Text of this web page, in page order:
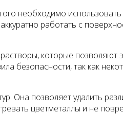
необходимо
работать с
которые позволяют
безопасности, так как
Она позволяет удалить
цветметаллы и не